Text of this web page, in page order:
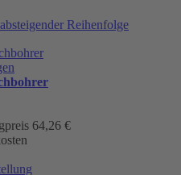
Reihenfolge
64,26 €